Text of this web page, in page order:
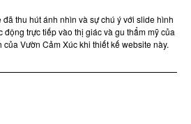
thu hút ánh nhìn và sự chú ý với slide hình
động trực tiếp vào thị giác và gu thẩm mỹ của
Vườn Cảm Xúc khi thiết kế website này.